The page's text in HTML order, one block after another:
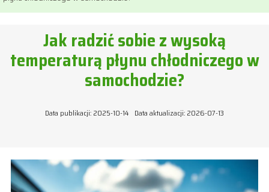
Jak radzić sobie z wysoką
temperaturą płynu chłodniczego w
samochodzie?
Data publikacji: 2025-10-14 Data aktualizacji: 2026-07-13